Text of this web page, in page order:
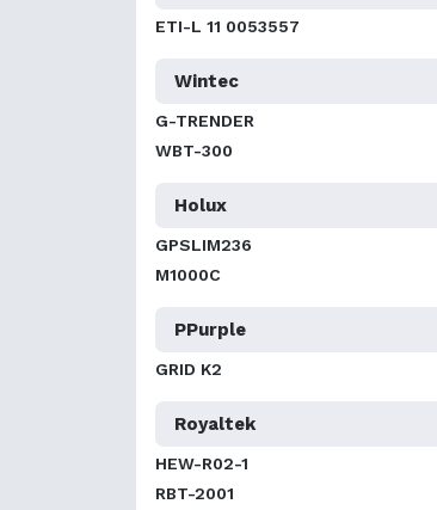
ETI-L 11 0053557
Wintec
G-TRENDER
WBT-300
Holux
GPSLIM236
M1000C
PPurple
GRID K2
Royaltek
HEW-R02-1
RBT-2001